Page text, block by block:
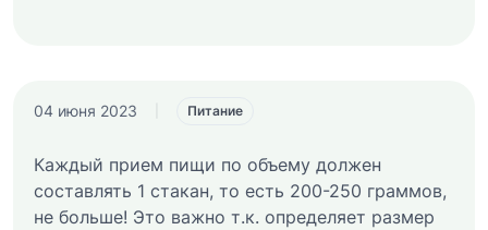
04 июня 2023 Питание
Каждый прием пищи по объему должен
составлять 1 стакан, то есть 200-250 граммов,
не больше! Это важно т.к. определяет размер